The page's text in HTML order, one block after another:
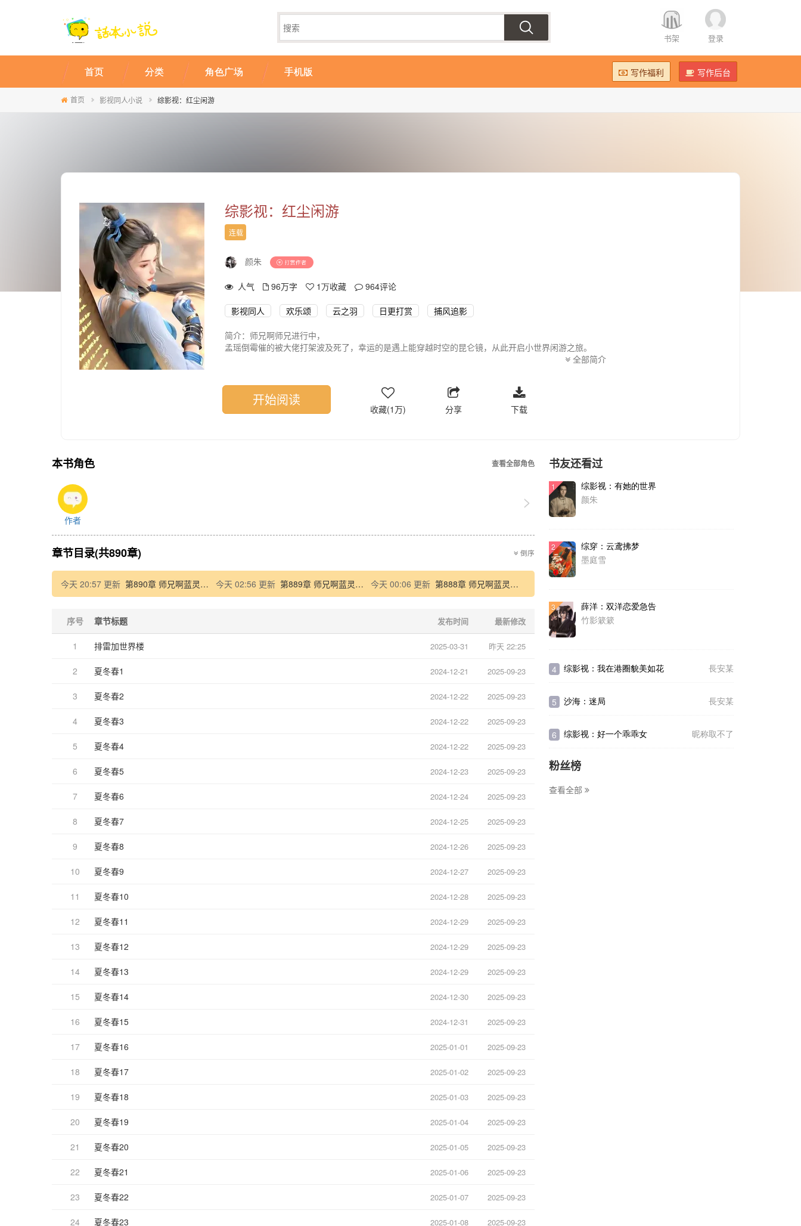
书架 登录
写作福利 写作后台
首页 分类 角色广场 手机版
首页 影视同人小说 综影视：红尘闲游
综影视：红尘闲游
连载
颜朱
人气 96万字 1万收藏 964评论
影视同人 欢乐颂 云之羽 日更打赏 捕风追影
简介：师兄啊师兄进行中，
孟瑶倒霉催的被大佬打架波及死了，幸运的是遇上能穿越时空的昆仑镜，从此开启小世界闲游之旅。
全部简介
开始阅读
收藏(1万) 分享 下载
本书角色 查看全部角色
作者
>
章节目录(共890章) 倒序
今天 20:57 更新 第890章 师兄啊蓝灵娥69（会员加更） 今天 02:56 更新 第889章 师兄啊蓝灵娥68（会员加更） 今天 00:06 更新 第888章 师兄啊蓝灵娥67
序号 章节标题 发布时间 最新修改
1 排雷加世界楼 2025-03-31 昨天 22:25
2 夏冬春1 2024-12-21 2025-09-23
3 夏冬春2 2024-12-22 2025-09-23
4 夏冬春3 2024-12-22 2025-09-23
5 夏冬春4 2024-12-22 2025-09-23
6 夏冬春5 2024-12-23 2025-09-23
7 夏冬春6 2024-12-24 2025-09-23
8 夏冬春7 2024-12-25 2025-09-23
9 夏冬春8 2024-12-26 2025-09-23
10 夏冬春9 2024-12-27 2025-09-23
11 夏冬春10 2024-12-28 2025-09-23
12 夏冬春11 2024-12-29 2025-09-23
13 夏冬春12 2024-12-29 2025-09-23
14 夏冬春13 2024-12-29 2025-09-23
15 夏冬春14 2024-12-30 2025-09-23
16 夏冬春15 2024-12-31 2025-09-23
17 夏冬春16 2025-01-01 2025-09-23
18 夏冬春17 2025-01-02 2025-09-23
19 夏冬春18 2025-01-03 2025-09-23
20 夏冬春19 2025-01-04 2025-09-23
21 夏冬春20 2025-01-05 2025-09-23
22 夏冬春21 2025-01-06 2025-09-23
23 夏冬春22 2025-01-07 2025-09-23
24 夏冬春23 2025-01-08 2025-09-23
书友还看过
1
综影视：有她的世界
颜朱
2
综穿：云鸢拂梦
墨庭雪
3
薛洋：双洋恋爱急告
竹影簌簌
4 综影视：我在港圈貌美如花 長安某
5 沙海：迷局 長安某
6 综影视：好一个乖乖女 昵称取不了
粉丝榜
查看全部